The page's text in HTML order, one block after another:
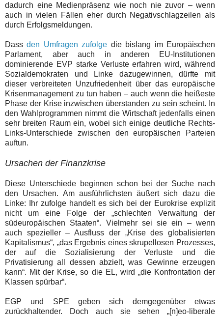
dadurch eine Medienpräsenz wie noch nie zuvor – wenn
auch in vielen Fällen eher durch Negativschlagzeilen als
durch Erfolgsmeldungen.
Dassden Umfragen zufolge die bislang im Europäischen
Parlament, aber auch in anderen EU-Institutionen
dominierende EVP starke Verluste erfahren wird, während
Sozialdemokraten und Linke dazugewinnen, dürfte mit
dieser verbreiteten Unzufriedenheit über das europäische
Krisenmanagement zu tun haben – auch wenn die heißeste
Phase der Krise inzwischen überstanden zu sein scheint. In
den Wahlprogrammen nimmt die Wirtschaft jedenfalls einen
sehr breiten Raum ein, wobei sich einige deutliche Rechts-
Links-Unterschiede zwischen den europäischen Parteien
auftun.
Ursachen der Finanzkrise
Diese Unterschiede beginnen schon bei der Suche nach
den Ursachen. Am ausführlichsten äußert sich dazu die
Linke: Ihr zufolge handelt es sich bei der Eurokrise explizit
nicht um eine Folge der „schlechten Verwaltung der
südeuropäischen Staaten“. Vielmehr sei sie ein – wenn
auch spezieller – Ausfluss der „Krise des globalisierten
Kapitalismus“, „das Ergebnis eines skrupellosen Prozesses,
der auf die Sozialisierung der Verluste und die
Privatisierung all dessen abzielt, was Gewinne erzeugen
kann“. Mit der Krise, so die EL, wird „die Konfrontation der
Klassen spürbar“.
EGP und SPE geben sich demgegenüber etwas
zurückhaltender. Doch auch sie sehen „[n]eo-liberale